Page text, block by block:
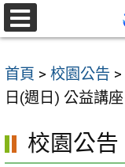
跳
至
要
內
區
首頁 > 校園公告 >
日(週日) 公益講座
校園公告
選
單